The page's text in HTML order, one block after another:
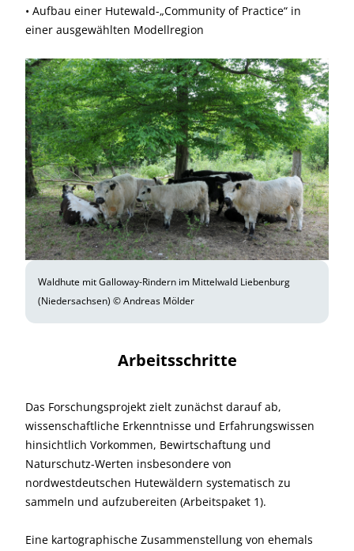
• Aufbau einer Hutewald-„Community of Practice“ in
einer ausgewählten Modellregion
Waldhute mit Galloway-Rindern im Mittelwald Liebenburg
(Niedersachsen) © Andreas Mölder
Arbeitsschritte
Das Forschungsprojekt zielt zunächst darauf ab,
wissenschaftliche Erkenntnisse und Erfahrungswissen
hinsichtlich Vorkommen, Bewirtschaftung und
Naturschutz-Werten insbesondere von
nordwestdeutschen Hutewäldern systematisch zu
sammeln und aufzubereiten (Arbeitspaket 1).
Eine kartographische Zusammenstellung von ehemals